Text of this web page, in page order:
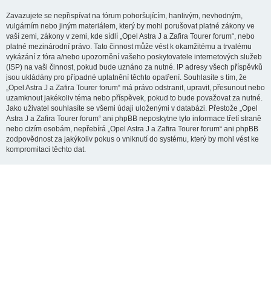
Zavazujete se nepřispívat na fórum pohoršujícím, hanlivým, nevhodným,
vulgárním nebo jiným materiálem, který by mohl porušovat platné zákony ve
vaší zemi, zákony v zemi, kde sídlí „Opel Astra J a Zafira Tourer forum“, nebo
platné mezinárodní právo. Tato činnost může vést k okamžitému a trvalému
vykázání z fóra a/nebo upozornění vašeho poskytovatele internetových služeb
(ISP) na vaši činnost, pokud bude uznáno za nutné. IP adresy všech příspěvků
jsou ukládány pro případné uplatnění těchto opatření. Souhlasíte s tím, že
„Opel Astra J a Zafira Tourer forum“ má právo odstranit, upravit, přesunout nebo
uzamknout jakékoliv téma nebo příspěvek, pokud to bude považovat za nutné.
Jako uživatel souhlasíte se všemi údaji uloženými v databázi. Přestože „Opel
Astra J a Zafira Tourer forum“ ani phpBB neposkytne tyto informace třetí straně
nebo cizím osobám, nepřebírá „Opel Astra J a Zafira Tourer forum“ ani phpBB
zodpovědnost za jakýkoliv pokus o vniknutí do systému, který by mohl vést ke
kompromitaci těchto dat.